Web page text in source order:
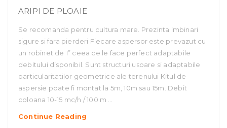
ARIPI DE PLOAIE
Se recomanda pentru cultura mare. Prezinta imbinari
sigure si fara pierderi Fiecare aspersor este prevazut cu
un robinet de 1” ceea ce le face perfect adaptabile
debitului disponibil. Sunt structuri usoare si adaptabile
particularitatilor geometrice ale terenului Kitul de
aspersie poate fi montat la 5m, 10m sau 15m. Debit
coloana 10-15 mc/h / 100 m …
Continue Reading